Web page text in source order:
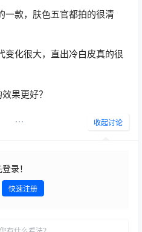
一款，肤色五官都拍的很清
变化很大，直出冷白皮真的很
果更好？
收起讨论
录！
快速注册